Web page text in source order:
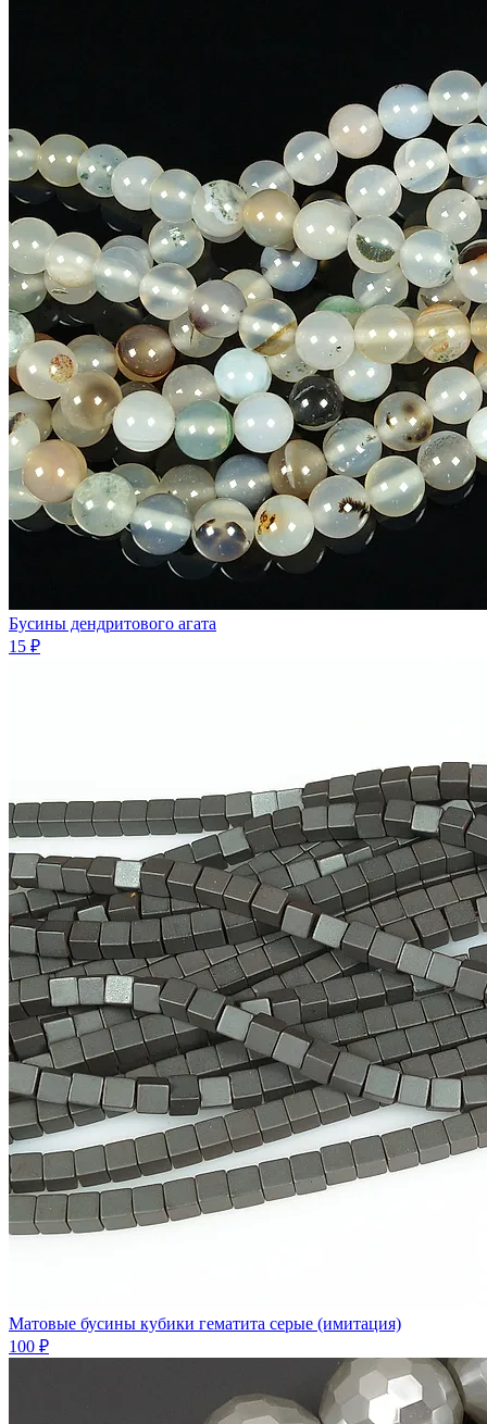
Бусины дендритового агата
15 ₽
Матовые бусины кубики гематита серые (имитация)
100 ₽